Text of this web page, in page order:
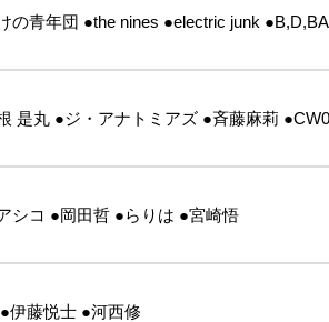
の青年団 ●the nines ●electric junk
是丸 ●ジ・アナトミアズ ●斉藤麻莉
シコ ●岡田哲 ●らりは ●宮崎悟
●伊藤悦士 ●河西修